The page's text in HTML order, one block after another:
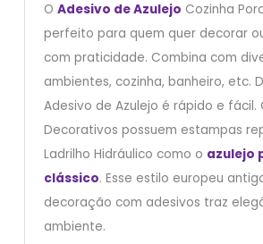
O Adesivo de Azulejo Cozinha
perfeito para quem quer decorar
com praticidade. Combina com
ambientes, cozinha, banheiro, etc.
Adesivo de Azulejo é rápido e fácil.
Decorativos possuem estampas
Ladrilho Hidráulico como o azulejo
clássico. Esse estilo europeu
decoração com adesivos traz
ambiente.